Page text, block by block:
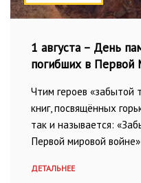
1 августа – День
погибших в Первой
Чтим героев «забытой
книг, посвящённых
так и называется:
Первой мировой
ДЕТАЛЬНЕЕ